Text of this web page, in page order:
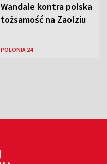
Wandale kontra polska
tożsamość na Zaolziu
POLONIA 24